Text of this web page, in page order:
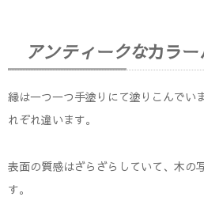
アンティークなカラー
縁は一つ一つ手塗りにて塗りこんでい
れぞれ違います。
表面の質感はざらざらしていて、木の
す。